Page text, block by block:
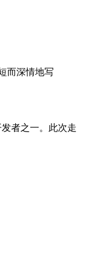
而深情地写
者之一。此次走